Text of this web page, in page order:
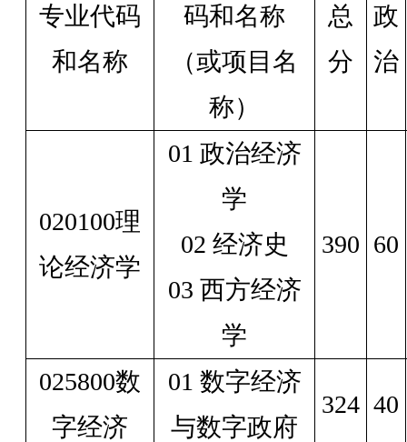
专业代码
和名称
码和名称
（或项目名
称）
总
分
政
治
020100理
论经济学
01 政治经济
学
02 经济史
03 西方经济
学
390 60
025800数
字经济
01 数字经济
与数字政府
324 40